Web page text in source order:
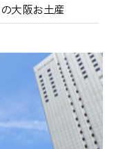
大阪お土産